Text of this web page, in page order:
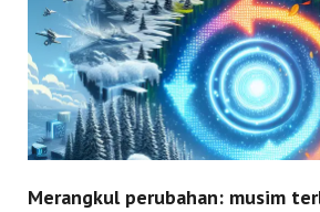
Merangkul perubahan: musim